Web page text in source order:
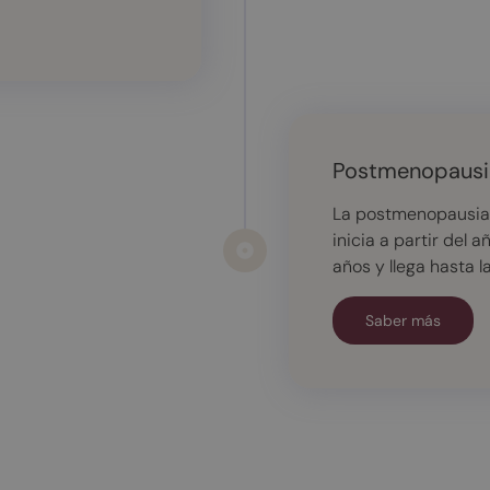
La
inicia a partir del
años y llega hasta
Saber más